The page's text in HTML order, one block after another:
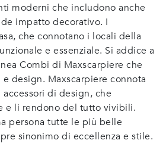
moderni che includono anche
impatto decorativo. I
che connotano i locali della
e essenziale. Si addice a
Combi di Maxscarpiere che
design. Maxscarpiere connota
di design, che
e li rendono del tutto vivibili.
persona tutte le più belle
sinonimo di eccellenza e stile.